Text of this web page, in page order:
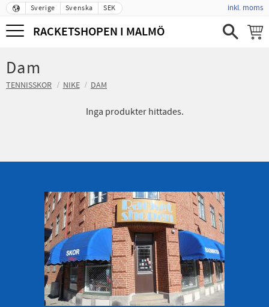
Meny
Sverige Svenska SEK inkl. moms
RACKETSHOPEN I MALMÖ
Dam
TENNISSKOR NIKE DAM
Inga produkter hittades.